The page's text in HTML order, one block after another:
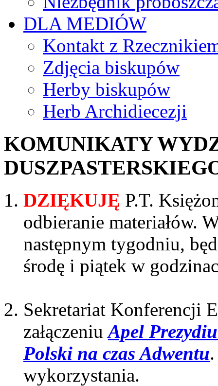
DLA MEDIÓW
Kontakt z
Zdjęcia biskupów
Herby biskupów
Herb Archidiecezji
KOMUNIKATY
DZIĘKUJĘ P.T.
odbieranie materiałów.
następnym tygodniu,
środę i piątek w
Sekretariat Konferencji
załączeniuApel
Polski na czas Adwentu
wykorzystania.